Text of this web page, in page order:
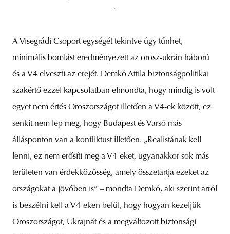
A Visegrádi Csoport egységét tekintve úgy tűnhet,
minimális bomlást eredményezett az orosz-ukrán háború
és a V4 elveszti az erejét. Demkó Attila biztonságpolitikai
szakértő ezzel kapcsolatban elmondta, hogy mindig is volt
egyet nem értés Oroszországot illetően a V4-ek között, ez
senkit nem lep meg, hogy Budapest és Varsó más
állásponton van a konfliktust illetően. „Realistának kell
lenni, ez nem erősíti meg a V4-eket, ugyanakkor sok más
területen van érdekközösség, amely összetartja ezeket az
országokat a jövőben is” – mondta Demkó, aki szerint arról
is beszélni kell a V4-eken belül, hogy hogyan kezeljük
Oroszországot, Ukrajnát és a megváltozott biztonsági